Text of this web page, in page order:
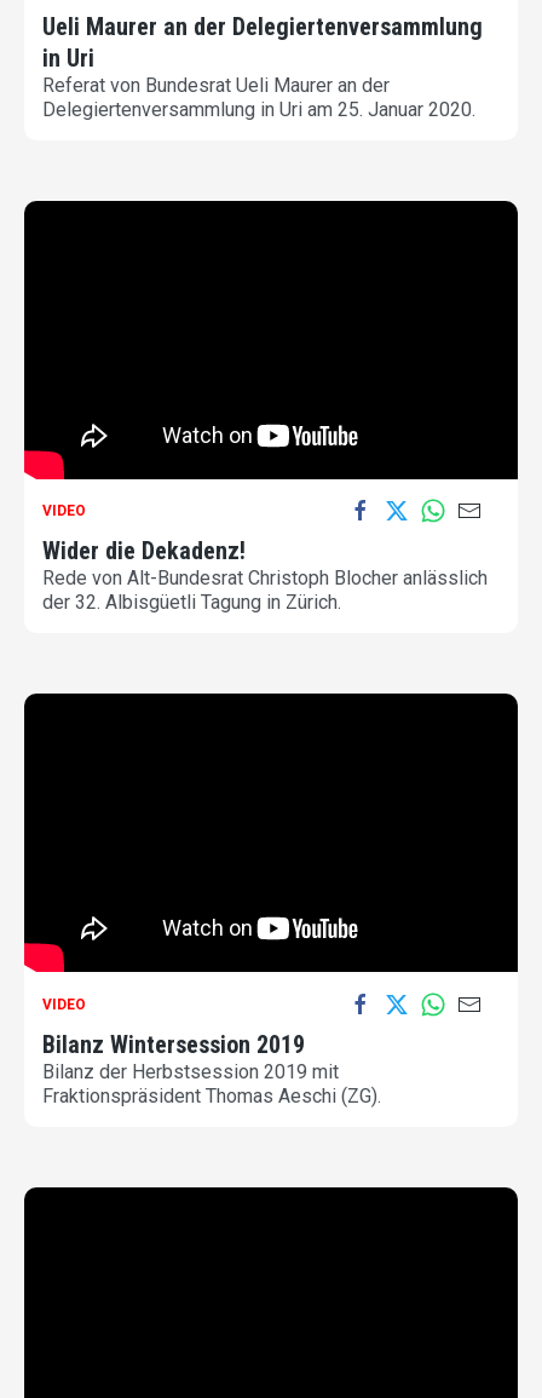
Ueli Maurer an der Delegiertenversammlung
in Uri
Referat von Bundesrat Ueli Maurer an der
Delegiertenversammlung in Uri am 25. Januar 2020.
VIDEO
Wider die Dekadenz!
Rede von Alt-Bundesrat Christoph Blocher anlässlich
der 32. Albisgüetli Tagung in Zürich.
VIDEO
Bilanz Wintersession 2019
Bilanz der Herbstsession 2019 mit
Fraktionspräsident Thomas Aeschi (ZG).